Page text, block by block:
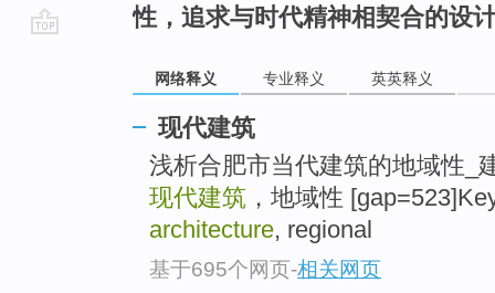
性，追求与时代精神相契合的设
网络释义 专业释义 英英释义
现代建筑
浅析合肥市当代建筑的地域性_
现代建筑 ，地域性
architecture, regional
基于695个网页-相关网页